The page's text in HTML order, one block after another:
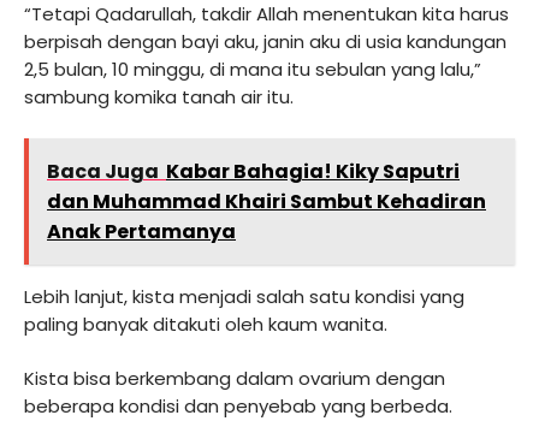
“Tetapi Qadarullah, takdir Allah menentukan kita harus
berpisah dengan bayi aku, janin aku di usia kandungan
2,5 bulan, 10 minggu, di mana itu sebulan yang lalu,”
sambung komika tanah air itu.
Baca Juga Kabar Bahagia! Kiky Saputri
dan Muhammad Khairi Sambut Kehadiran
Anak Pertamanya
Lebih lanjut, kista menjadi salah satu kondisi yang
paling banyak ditakuti oleh kaum wanita.
Kista bisa berkembang dalam ovarium dengan
beberapa kondisi dan penyebab yang berbeda.